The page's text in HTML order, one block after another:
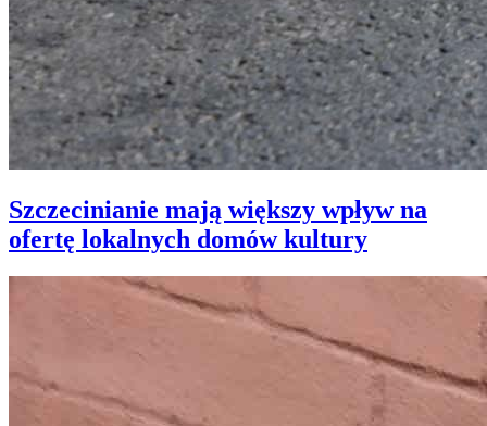
Szczecinianie mają większy wpływ na
ofertę lokalnych domów kultury